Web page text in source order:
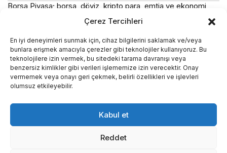
Çerez Tercihleri
En iyi deneyimleri sunmak için, cihaz bilgilerini saklamak ve/veya
bunlara erişmek amacıyla çerezler gibi teknolojiler kullanıyoruz. Bu
teknolojilere izin vermek, bu sitedeki tarama davranışı veya
benzersiz kimlikler gibi verileri işlememize izin verecektir. Onay
vermemek veya onayı geri çekmek, belirli özellikleri ve işlevleri
olumsuz etkileyebilir.
Kabul et
Reddet
Borsa Piyasa; borsa, döviz, kripto para, emtia ve ekonomi
alanlarında güncel haberler, piyasa verileri ve bilgilendirici
içerikler sunan bağımsız bir dijital yayın platformudur.
Bu sitede yer alan içerikler bilgilendirme amaçlıdır ve
yatırım tavsiyesi niteliği taşımaz.
Yasal
Kurumsal